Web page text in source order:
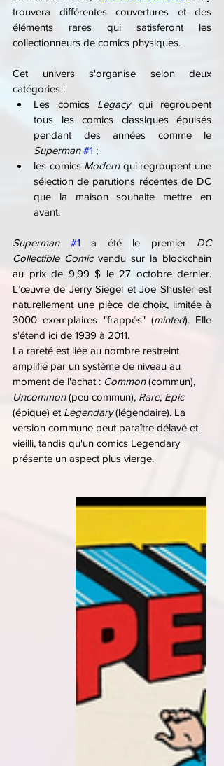
trouvera différentes couvertures et des
éléments rares qui satisferont les
collectionneurs de comics physiques.
Cet univers s'organise selon deux
catégories :
Les comics Legacy qui regroupent
tous les comics classiques épuisés
Superman #1 ;
les comics Modern qui regroupent une
sélection de parutions récentes de DC
que la maison souhaite mettre en
avant.
Superman #1 a été le premier DC
Collectible Comic vendu sur la blockchain
au prix de 9,99 $ le 27 octobre dernier.
L’œuvre de Jerry Siegel et Joe Shuster est
naturellement une pièce de choix, limitée à
3000 exemplaires "frappés" (minted). Elle
s'étend ici de 1939 à 2011.
La rareté est liée au nombre restreint
amplifié par un système de niveau au
moment de l'achat : Common (commun),
Uncommon (peu commun), Rare, Epic
(épique) et Legendary (légendaire). La
version commune peut paraître délavé et
vieilli, tandis qu'un comics Legendary
présente un aspect plus vierge.